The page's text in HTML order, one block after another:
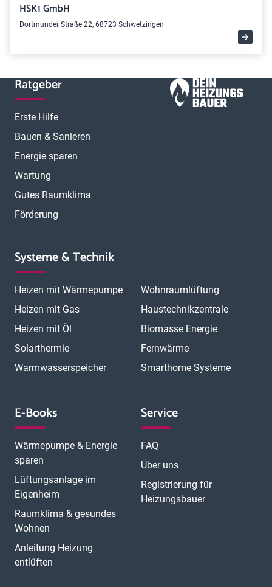
HSK1 GmbH
Dortmunder Straße 22, 68723 Schwetzingen
Ratgeber
Erste Hilfe
Bauen & Sanieren
Energie sparen
Wartung
Gutes Raumklima
Förderung
Systeme & Technik
Heizen mit Wärmepumpe
Heizen mit Gas
Heizen mit Öl
Solarthermie
Warmwasserspeicher
Wohnraumlüftung
Haustechnikzentrale
Biomasse Energie
Fernwärme
Smarthome Systeme
E-Books
Wärmepumpe & Energie
sparen
Lüftungsanlage im
Eigenheim
Raumklima & gesundes
Wohnen
Anleitung Heizung
entlüften
Service
FAQ
Über uns
Registrierung für
Heizungsbauer